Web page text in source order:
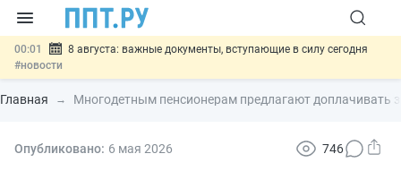
00:01
8 августа: важные документы, вступающие в силу сегодня
#новости
07.08 Подписан закон о блокировке продажи опасных товаров через
«Честный знак»#новости
07.08 Госпошлину за устранение ошибок в документах предлагают
Главная Многодетным пенсионерам предлагают доплачивать
Опубликовано: 6 мая 2026 746